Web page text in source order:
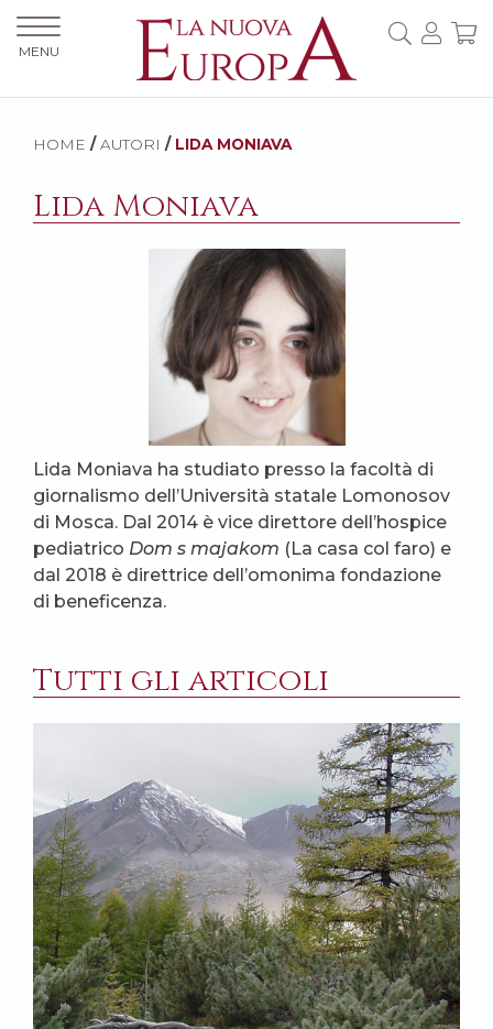
HOME / AUTORI / LIDA MONIAVA
Lida Moniava
Lida Moniava ha studiato presso la facoltà di
giornalismo dell’Università statale Lomonosov
di Mosca. Dal 2014 è vice direttore dell’hospice
pediatrico Dom s majakom (La casa col faro) e
dal 2018 è direttrice dell’omonima fondazione
di beneficenza.
Tutti gli articoli
MENU